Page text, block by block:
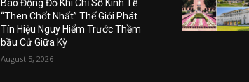
Báo Động Đỏ Khi Chỉ Số Kinh Tế
“Then Chốt Nhất” Thế Giới Phát
Tín Hiệu Nguy Hiểm Trước Thềm
bầu Cử Giữa Kỳ
August 5, 2026